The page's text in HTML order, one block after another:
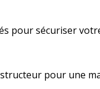
pour sécuriser
pour une